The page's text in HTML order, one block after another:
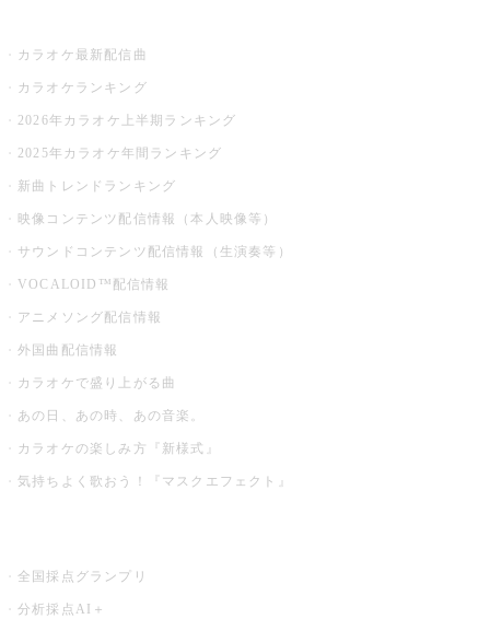
カラオケ最新配信曲
カラオケランキング
2026年カラオケ上半期ランキング
2025年カラオケ年間ランキング
新曲トレンドランキング
映像コンテンツ配信情報（本人映像等）
サウンドコンテンツ配信情報（生演奏等）
VOCALOID™配信情報
アニメソング配信情報
外国曲配信情報
カラオケで盛り上がる曲
あの日、あの時、あの音楽。
カラオケの楽しみ方『新様式』
気持ちよく歌おう！『マスクエフェクト』
全国採点グランプリ
分析採点AI＋